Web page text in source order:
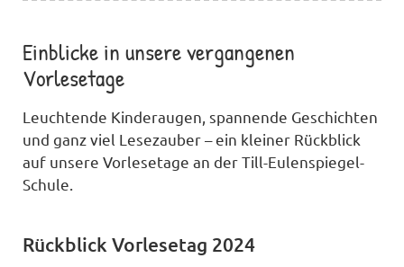
Einblicke in unsere vergangenen
Vorlesetage
Leuchtende Kinderaugen, spannende Geschichten
und ganz viel Lesezauber – ein kleiner Rückblick
auf unsere Vorlesetage an der Till-Eulenspiegel-
Schule.
Rückblick Vorlesetag 2024